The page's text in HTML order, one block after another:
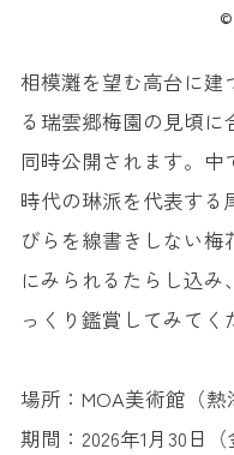
相模灘を望む高台に建
る瑞雲郷梅園の見頃
同時公開されます。
時代の琳派を代表す
びらを線書きしない
にみられるたらし込
っくり鑑賞してみてく
場所：MOA美術館（
期間：2026年1月30日（